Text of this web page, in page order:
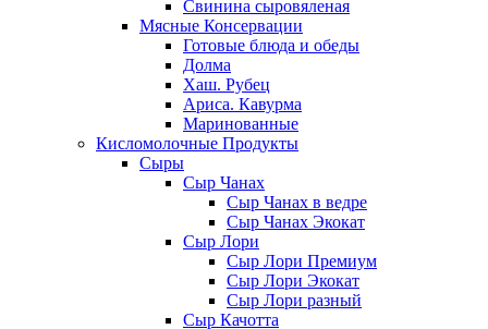
Свинина сыровяленая
Мясные Консервации
Готовые блюда и обеды
Долма
Хаш. Рубец
Ариса. Кавурма
Маринованные
Кисломолочные Продукты
Сыры
Сыр Чанах
Сыр Чанах в ведре
Сыр Чанах Экокат
Сыр Лори
Сыр Лори Премиум
Сыр Лори Экокат
Сыр Лори разный
Сыр Качотта